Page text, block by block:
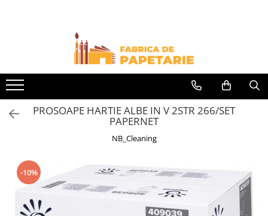
Toate Produsele
Hartie si articole din hartie
Hartie pentru copiator si cartoane
Hartie color pentru copiator
Papetarie personalizata
Bloc Notes-uri brosate
Bloc Notes-uri spiralizate
Etichete
PROSOAPE HARTIE ALBE IN V 2STR 266/SET
PAPERNET
NB_Cleaning
-10%